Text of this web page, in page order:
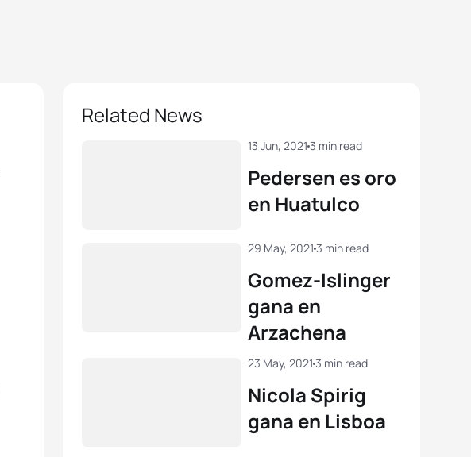
Related News
Pedersen es oro
en Huatulco
13 Jun, 2021 3 min read
Gomez-Islinger
gana en
Arzachena
29 May, 2021 3 min read
Nicola Spirig
gana en Lisboa
23 May, 2021 3 min read